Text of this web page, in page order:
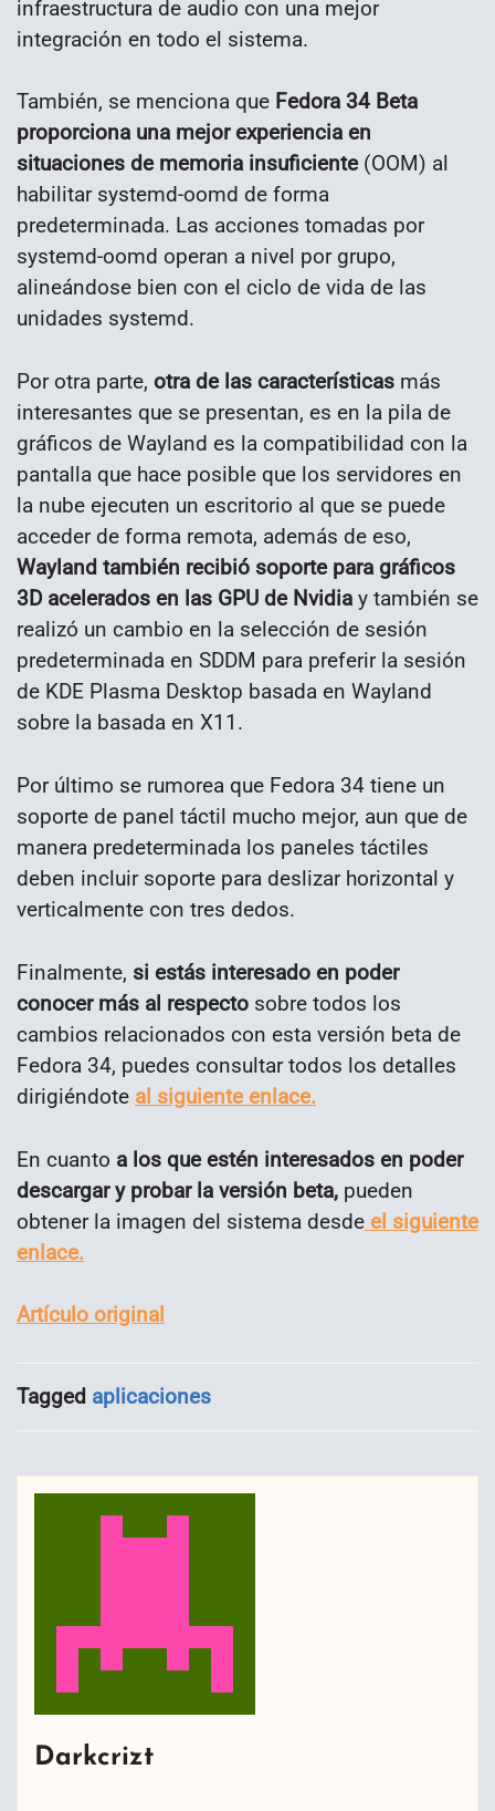
infraestructura de audio con una mejor
integración en todo el sistema.
También, se menciona que Fedora 34 Beta
proporciona una mejor experiencia en
situaciones de memoria insuficiente(OOM) al
habilitar systemd-oomd de forma
predeterminada. Las acciones tomadas por
systemd-oomd operan a nivel por grupo,
alineándose bien con el ciclo de vida de las
unidades systemd.
Por otra parte, otra de las características más
interesantes que se presentan, es en la pila de
gráficos de Wayland es la compatibilidad con la
pantalla que hace posible que los servidores en
la nube ejecuten un escritorio al que se puede
acceder de forma remota, además de eso,
Wayland también recibió soporte para gráficos
3D acelerados en las GPU de Nvidia y también se
realizó un cambio en la selección de sesión
predeterminada en SDDM para preferir la sesión
de KDE Plasma Desktop basada en Wayland
sobre la basada en X11.
Por último se rumorea que Fedora 34 tiene un
soporte de panel táctil mucho mejor, aun que de
manera predeterminada los paneles táctiles
deben incluir soporte para deslizar horizontal y
verticalmente con tres dedos.
Finalmente, si estás interesado en poder
conocer más al respecto sobre todos los
cambios relacionados con esta versión beta de
Fedora 34, puedes consultar todos los detalles
dirigiéndote al siguiente enlace.
En cuanto a los que estén interesados en poder
descargar y probar la versión beta, pueden
obtener la imagen del sistema desde el siguiente
enlace.
Artículo original
Tagged aplicaciones
Darkcrizt